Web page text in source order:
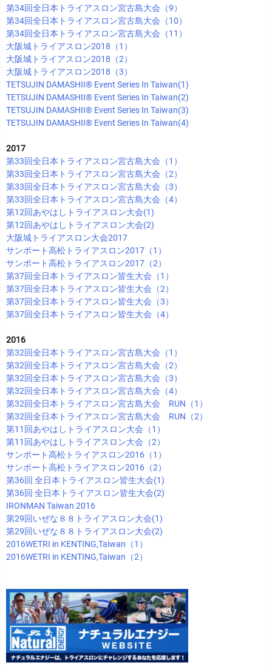
第34回全日本トライアスロン宮古島大会（9）
第34回全日本トライアスロン宮古島大会（10）
第34回全日本トライアスロン宮古島大会（11）
大阪城トライアスロン2018（1）
大阪城トライアスロン2018（2）
大阪城トライアスロン2018（3）
TETSUJIN DAMASHII®︎ Event Series In Taiwan(1)
TETSUJIN DAMASHII®︎ Event Series In Taiwan(2)
TETSUJIN DAMASHII®︎ Event Series In Taiwan(3)
TETSUJIN DAMASHII®︎ Event Series In Taiwan(4)
2017
第33回全日本トライアスロン宮古島大会（1）
第33回全日本トライアスロン宮古島大会（2）
第33回全日本トライアスロン宮古島大会（3）
第33回全日本トライアスロン宮古島大会（4）
第12回あやはしトライアスロン大会(1)
第12回あやはしトライアスロン大会(2)
大阪城トライアスロン大会2017
サンポート高松トライアスロン2017（1）
サンポート高松トライアスロン2017（2）
第37回全日本トライアスロン皆生大会（1）
第37回全日本トライアスロン皆生大会（2）
第37回全日本トライアスロン皆生大会（3）
第37回全日本トライアスロン皆生大会（4）
2016
第32回全日本トライアスロン宮古島大会（1）
第32回全日本トライアスロン宮古島大会（2）
第32回全日本トライアスロン宮古島大会（3）
第32回全日本トライアスロン宮古島大会（4）
第32回全日本トライアスロン宮古島大会 RUN（1）
第32回全日本トライアスロン宮古島大会 RUN（2）
第11回あやはしトライアスロン大会（1）
第11回あやはしトライアスロン大会（2）
サンポート高松トライアスロン2016（1）
サンポート高松トライアスロン2016（2）
第36回 全日本トライアスロン皆生大会(1)
第36回 全日本トライアスロン皆生大会(2)
IRONMAN Taiwan 2016
第29回いぜな８８トライアスロン大会(1)
第29回いぜな８８トライアスロン大会(2)
2016WETRI in KENTING,Taiwan（1）
2016WETRI in KENTING,Taiwan（2）